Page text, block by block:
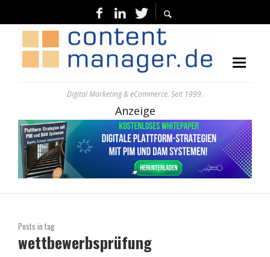
Digital Marketing & eCommerce. Seit 1999.
Anzeige
Posts in tag
wettbewerbsprüfung